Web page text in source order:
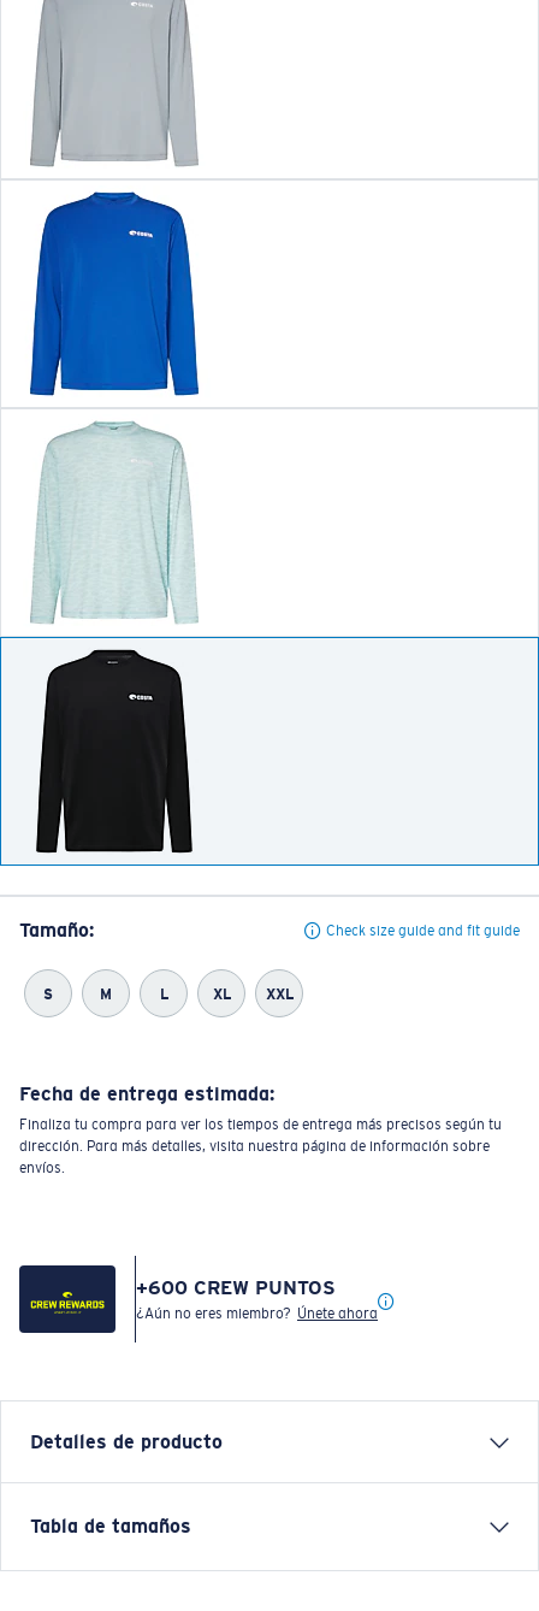
Tamaño: Check size guide and fit guide
S M L XL XXL
Fecha de entrega estimada:
Finaliza tu compra para ver los tiempos de entrega más precisos según tu
dirección. Para más detalles, visita nuestra página de información sobre
envíos.
+600 CREW PUNTOS
¿Aún no eres miembro? Únete ahora
Detalles de producto
The Long Sleeve Voyager Crew is made for those who
Tabla de tamaños